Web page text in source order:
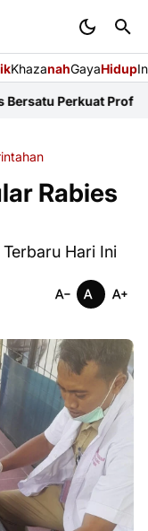
KhazanahGayaHidup
Perkuat
Rabies
Hari Ini